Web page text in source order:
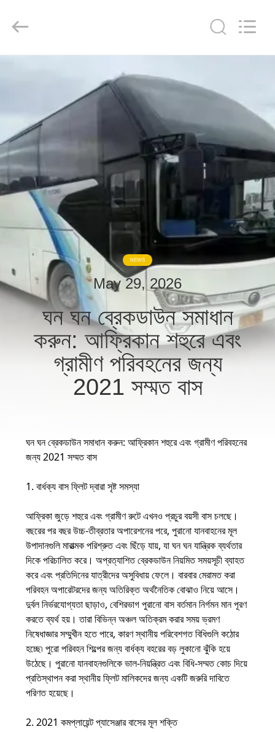
আমাদের
সম্পর্কে
কারখানা
ভ্রমণ
মান
নিয়ন্ত্রণ
যোগাযোগ
সাইট
ম্যাপ
গোপনীয়তা
CO.,
LTD..
NEWS
May 29, 2026
ঘন ঘন ব্রেকডাউন সমাধান
করুন: আফ্রিকান শহুরে এবং
গ্রামীণ পরিবহনের জন্য
2021 সম্মত বাস
ঘন ঘন ব্রেকডাউন সমাধান করুন: আফ্রিকান শহুরে এবং গ্রামীণ পরিবহনের
জন্য 2021 সম্মত বাস
1. বার্ধক্য বাস ফ্লিট দ্বারা সৃষ্ট সমস্যা
আফ্রিকা জুড়ে শহুরে এবং গ্রামীণ রুটে এখনও প্রচুর বয়সী বাস চলছে।
বছরের পর বছর উচ্চ-তীব্রতার অপারেশনের পরে, পুরানো যানবাহনের মূল
উপাদানগুলি মারাত্মক পরিশ্রুত এবং ছিঁড়ে যায়, যা ঘন ঘন যান্ত্রিক ব্যর্থতার
দিকে পরিচালিত করে। অপ্রত্যাশিত ব্রেকডাউন নিয়মিত সময়সূচী ব্যাহত
করে এবং প্রতিদিনের যাত্রীদের অসুবিধায় ফেলে। বারবার মেরামত করা
পরিবহন অপারেটরদের জন্য অতিরিক্ত অর্থনৈতিক বোঝাও নিয়ে আসে।
দুর্বল নির্ভরযোগ্যতা ছাড়াও, বেশিরভাগ পুরানো বাস বর্তমান নির্গমন মান পূরণ
করতে ব্যর্থ হয়। তারা বিভিন্ন অঞ্চল অতিক্রম করার সময় ভ্রমণ
নিষেধাজ্ঞার সম্মুখীন হতে পারে, কারণ স্থানীয় পরিবেশগত বিধিগুলি কঠোর
হচ্ছে৷ পুরো পরিবহন শিল্পের জন্য বার্ধক্য বহরের বড় লুকানো ঝুঁকি হয়ে
উঠেছে। পুরানো যানবাহনগুলিকে ভাল-নিয়ন্ত্রিত এবং বিধি-সম্মত কোচ দিয়ে
প্রতিস্থাপন করা স্থানীয় ফ্লিট মালিকদের জন্য একটি জরুরি দাবিতে
পরিণত হয়েছে।
2. 2021 কমপ্লায়েন্ট প্যাসেঞ্জার বাসের মূল শক্তি